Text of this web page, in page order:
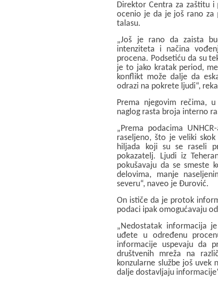
Direktor Centra za zaštitu
ocenio je da je još rano za
talasu.
„Još je rano da zaista
intenziteta i načina
procena. Podsetiću da su
je to jako kratak period,
konflikt može dalje da
odrazi na pokrete ljudi“,
Prema njegovim rečima,
naglog rasta broja interno
„Prema podacima
raseljeno, što je veliki
hiljada koji su se raseli
pokazatelj. Ljudi iz
pokušavaju da se smeste
delovima, manje
severu“, naveo je Đurović.
On ističe da je protok
podaci ipak omogućavaju
„Nedostatak informacija
uđete u određenu
informacije uspevaju da
društvenih mreža na
konzularne službe još uvek
dalje dostavljaju